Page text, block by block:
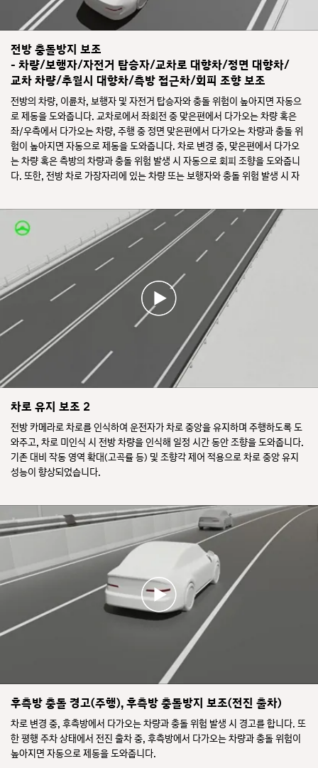
전방 충돌방지 보조
- 차량/보행자/자전거 탑승자/교차로 대향차/정면 대향차/
교차 차량/추월시 대향차/측방 접근차/회피 조향 보조
전방의 차량, 이륜차, 보행자 및 자전거 탑승자와 충돌 위험이 높아지면 자동으
로 제동을 도와줍니다. 교차로에서 좌회전 중 맞은편에서 다가오는 차량 혹은
좌/우측에서 다가오는 차량, 주행 중 정면 맞은편에서 다가오는 차량과 충돌 위
험이 높아지면 자동으로 제동을 도와줍니다. 차로 변경 중, 맞은편에서 다가오
는 차량 혹은 측방의 차량과 충돌 위험 발생 시 자동으로 회피 조향을 도와줍니
다. 또한, 전방 차로 가장자리에 있는 차량 또는 보행자와 충돌 위험 발생 시 자
차로 유지 보조 2
전방 카메라로 차로를 인식하여 운전자가 차로 중앙을 유지하며 주행하도록 도
와주고, 차로 미인식 시 전방 차량을 인식해 일정 시간 동안 조향을 도와줍니다.
기존 대비 작동 영역 확대(고곡률 등) 및 조향각 제어 적용으로 차로 중앙 유지
성능이 향상되었습니다.
후측방 충돌 경고(주행), 후측방 충돌방지 보조(전진 출차)
차로 변경 중, 후측방에서 다가오는 차량과 충돌 위험 발생 시 경고를 합니다. 또
한 평행 주차 상태에서 전진 출차 중, 후측방에서 다가오는 차량과 충돌 위험이
높아지면 자동으로 제동을 도와줍니다.